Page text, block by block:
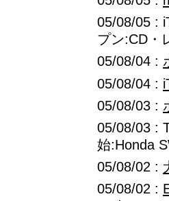
05/08/05 :
プン:CD・
05/08/04 :
05/08/04 :
05/08/03 :
05/08/03 :
始:Honda
05/08/02 :
05/08/02 :